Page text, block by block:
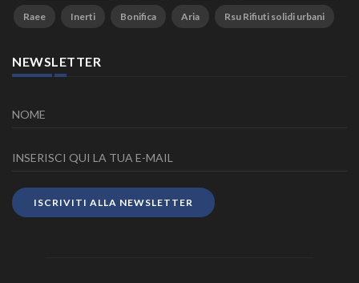
Raee Inerti Bonifica Aria Rsu Rifiuti solidi urbani
NEWSLETTER
ISCRIVITI ALLA NEWSLETTER